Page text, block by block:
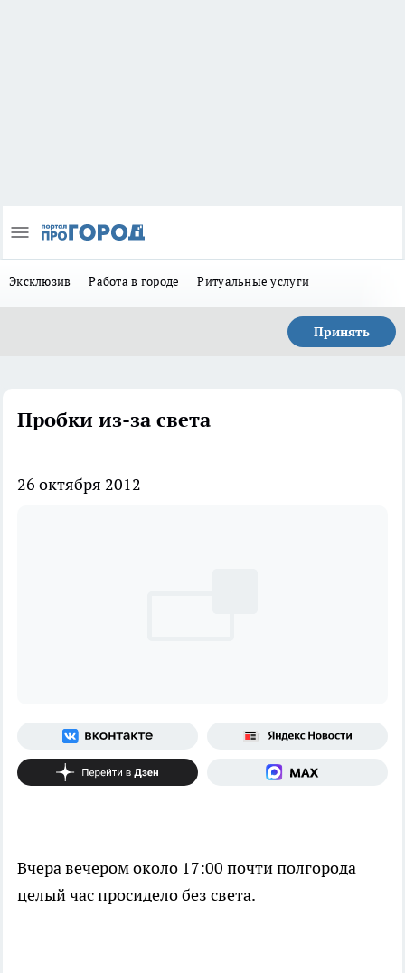
Эксклюзив Работа в городе Ритуальные услуги
Принять
Пробки из-за света
26 октября 2012
Вчера вечером около 17:00 почти полгорода
целый час просидело без света.